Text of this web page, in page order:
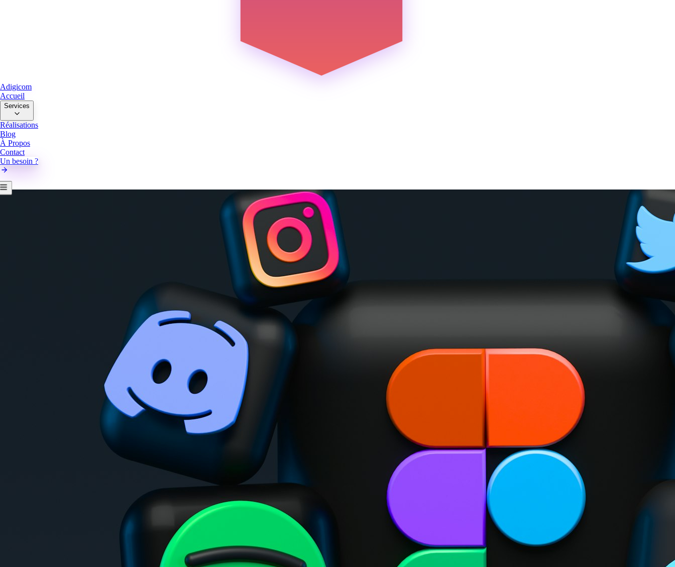
Adigicom
Accueil
Services
Réalisations
Blog
À Propos
Contact
Un besoin ?